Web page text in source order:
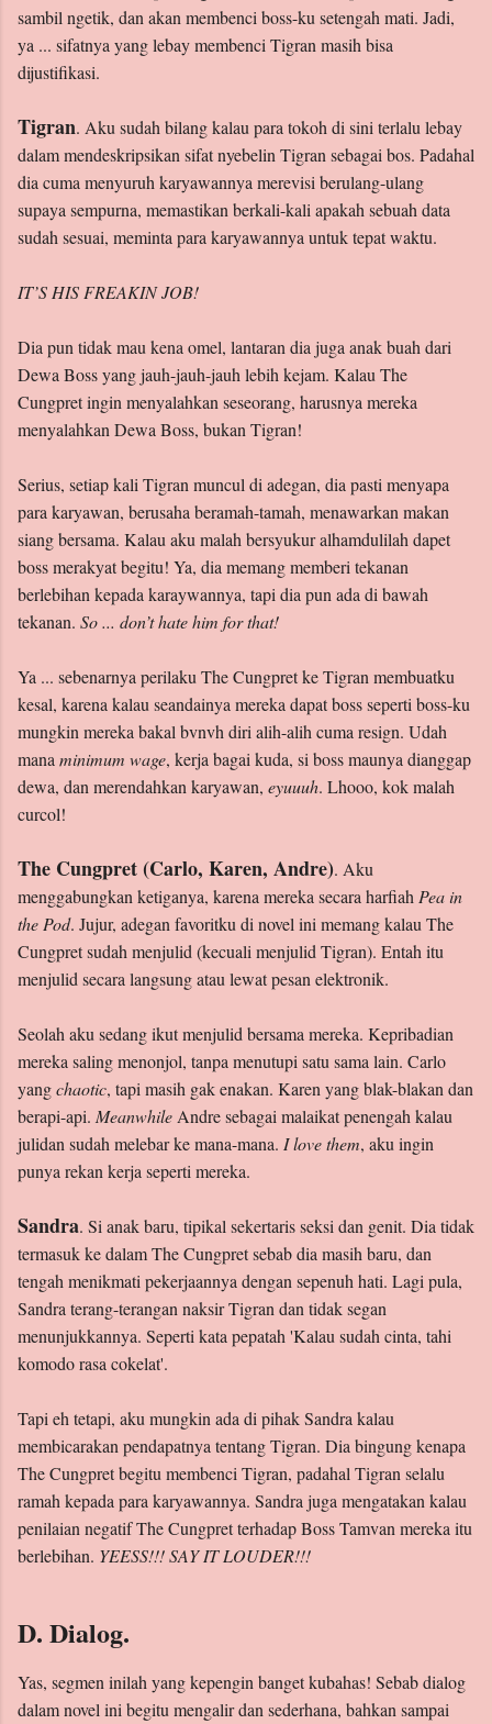
sambil ngetik, dan akan membenci boss-ku setengah mati. Jadi,
ya ... sifatnya yang lebay membenci Tigran masih bisa
dijustifikasi.
Tigran. Aku sudah bilang kalau para tokoh di sini terlalu lebay
dalam mendeskripsikan sifat nyebelin Tigran sebagai bos. Padahal
dia cuma menyuruh karyawannya merevisi berulang-ulang
supaya sempurna, memastikan berkali-kali apakah sebuah data
sudah sesuai, meminta para karyawannya untuk tepat waktu.
IT’S HIS FREAKIN JOB!
Dia pun tidak mau kena omel, lantaran dia juga anak buah dari
Dewa Boss yang jauh-jauh-jauh lebih kejam. Kalau The
Cungpret ingin menyalahkan seseorang, harusnya mereka
menyalahkan Dewa Boss, bukan Tigran!
Serius, setiap kali Tigran muncul di adegan, dia pasti menyapa
para karyawan, berusaha beramah-tamah, menawarkan makan
siang bersama. Kalau aku malah bersyukur alhamdulilah dapet
boss merakyat begitu! Ya, dia memang memberi tekanan
berlebihan kepada karaywannya, tapi dia pun ada di bawah
tekanan. So ... don’t hate him for that!
Ya ... sebenarnya perilaku The Cungpret ke Tigran membuatku
kesal, karena kalau seandainya mereka dapat boss seperti boss-ku
mungkin mereka bakal bvnvh diri alih-alih cuma resign. Udah
manaminimum wage, kerja bagai kuda, si boss maunya dianggap
dewa, dan merendahkan karyawan, eyuuuh. Lhooo, kok malah
curcol!
The Cungpret (Carlo, Karen, Andre). Aku
menggabungkan ketiganya, karena mereka secara harfiahPea in
the Pod. Jujur, adegan favoritku di novel ini memang kalau The
Cungpret sudah menjulid (kecuali menjulid Tigran). Entah itu
menjulid secara langsung atau lewat pesan elektronik.
Seolah aku sedang ikut menjulid bersama mereka. Kepribadian
mereka saling menonjol, tanpa menutupi satu sama lain. Carlo
yangchaotic, tapi masih gak enakan. Karen yang blak-blakan dan
berapi-api. MeanwhileAndre sebagai malaikat penengah kalau
julidan sudah melebar ke mana-mana. I love them, aku ingin
punya rekan kerja seperti mereka.
Sandra. Si anak baru, tipikal sekertaris seksi dan genit. Dia tidak
termasuk ke dalam The Cungpret sebab dia masih baru, dan
tengah menikmati pekerjaannya dengan sepenuh hati. Lagi pula,
Sandra terang-terangan naksir Tigran dan tidak segan
menunjukkannya. Seperti kata pepatah 'Kalau sudah cinta, tahi
komodo rasa cokelat'.
Tapi eh tetapi, aku mungkin ada di pihak Sandra kalau
membicarakan pendapatnya tentang Tigran. Dia bingung kenapa
The Cungpret begitu membenci Tigran, padahal Tigran selalu
ramah kepada para karyawannya. Sandra juga mengatakan kalau
penilaian negatif The Cungpret terhadap Boss Tamvan mereka itu
berlebihan. YEESS!!! SAY IT LOUDER!!!
D. Dialog.
Yas, segmen inilah yang kepengin banget kubahas! Sebab dialog
dalam novel ini begitu mengalir dan sederhana, bahkan sampai